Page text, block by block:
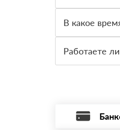
стоимости и
В какое
Работаете